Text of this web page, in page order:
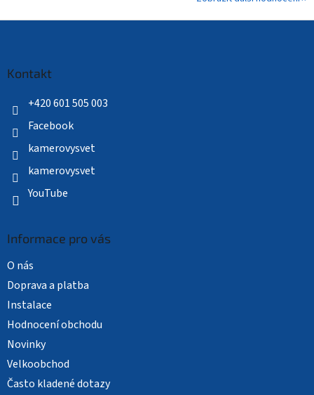
Kontakt
+420 601 505 003
Facebook
kamerovysvet
kamerovysvet
YouTube
Informace pro vás
O nás
Doprava a platba
Instalace
Hodnocení obchodu
Novinky
Velkoobchod
Často kladené dotazy